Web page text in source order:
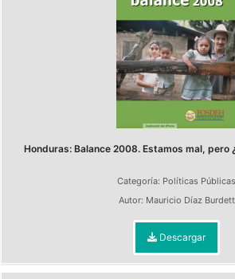
Honduras: Balance 2008. Estamos mal, pero
Categoría: Políticas Públicas
Autor: Mauricio Díaz Burdett
Descargar